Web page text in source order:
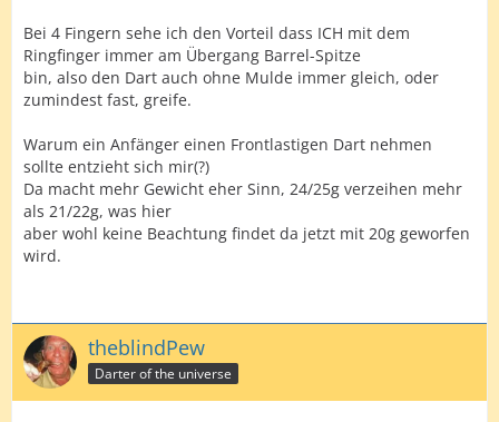
Bei 4 Fingern sehe ich den Vorteil dass ICH mit dem
Ringfinger immer am Übergang Barrel-Spitze
bin, also den Dart auch ohne Mulde immer gleich, oder
zumindest fast, greife.
Warum ein Anfänger einen Frontlastigen Dart nehmen
sollte entzieht sich mir(?)
Da macht mehr Gewicht eher Sinn, 24/25g verzeihen mehr
als 21/22g, was hier
aber wohl keine Beachtung findet da jetzt mit 20g geworfen
wird.
theblindPew
Darter of the universe